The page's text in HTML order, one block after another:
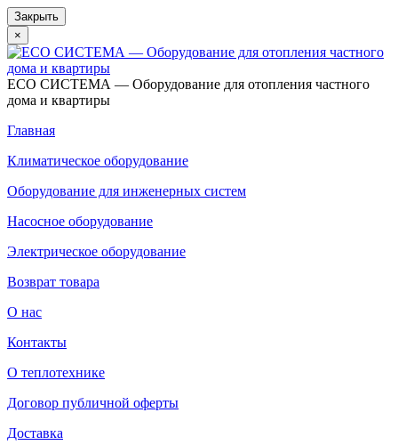
Закрыть
×
ECO СИСТЕМА — Оборудование для отопления частного
дома и квартиры
Главная
Климатическое оборудование
Оборудование для инженерных систем
Насосное оборудование
Электрическое оборудование
Возврат товара
О нас
Контакты
О теплотехнике
Договор публичной оферты
Доставка